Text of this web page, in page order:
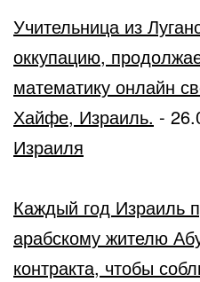
Учительница из
оккупацию,
математику онлайн
Хайфе, Израиль. -
Израиля
Каждый год Израиль
арабскому жителю
контракта, чтобы